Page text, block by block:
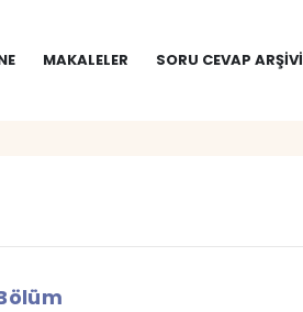
MAKALELER SORU CEVAP ARŞIVI